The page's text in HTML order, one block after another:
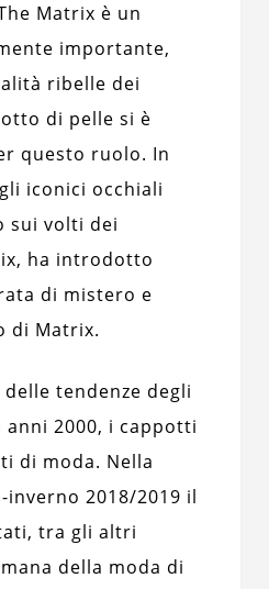
Matrix è un
importante,
ribelle dei
di pelle si è
questo ruolo. In
iconici occhiali
sui volti dei
ha introdotto
di mistero e
di Matrix.
tendenze degli
anni 2000, i cappotti
di moda. Nella
2018/2019 il
tra gli altri
della moda di